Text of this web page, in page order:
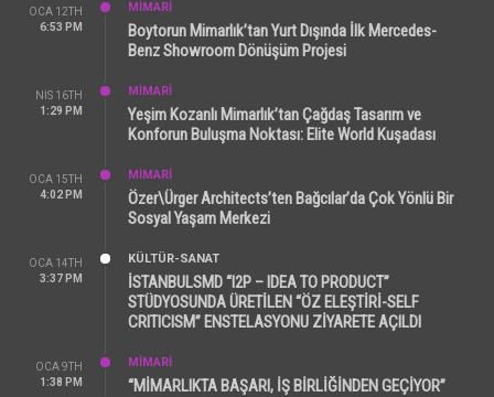
OCA 12TH
6:53 PM
MİMARİ
Boytorun Mimarlık’tan Yurt Dışında İlk Mercedes-
Benz Showroom Dönüşüm Projesi
NIS 16TH
1:29 PM
MİMARİ
Yeşim Kozanlı Mimarlık’tan Çağdaş Tasarım ve
Konforun Buluşma Noktası: Elite World Kuşadası
OCA 15TH
4:02 PM
MİMARİ
Özer\Ürger Architects’ten Bağcılar’da Çok Yönlü Bir
Sosyal Yaşam Merkezi
OCA 14TH
3:37 PM
KÜLTÜR-SANAT
İSTANBULSMD “I2P – IDEA TO PRODUCT”
STÜDYOSUNDA ÜRETİLEN “ÖZ ELEŞTİRİ-SELF
CRITICISM” ENSTELASYONU ZİYARETE AÇILDI
OCA 9TH
1:38 PM
MİMARİ
“MİMARLIKTA BAŞARI, İŞ BİRLİĞİNDEN GEÇİYOR”